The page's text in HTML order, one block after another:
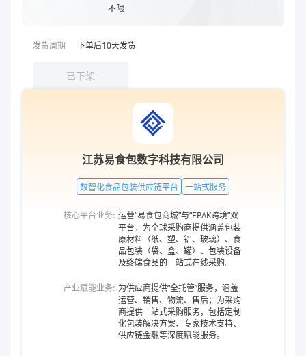
不限
发货周期 下单后10天发货
已下架
江苏易食包数字科技有限公司
数智化食品包装供应链平台 一站式服务
核心平台业务: 运营“易食包商城”与“EPAK跨境”双
平台，为全球采购商提供涵盖包装
原材料（纸、塑、铝、玻璃）、食
品包装（袋、盒、罐）、包装设备
及终端食品的一站式在线采购。
产业赋能业务: 为供应商提供“全托管”服务，涵盖
运营、销售、物流、售后；为采购
商提供一站式采购服务，包括定制
化包装解决方案、专家技术支持、
供应链金融等深度赋能服务。